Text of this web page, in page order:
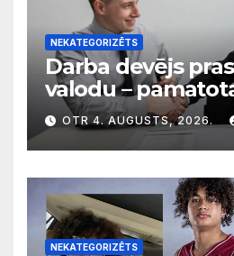
NEKATEGORIZĒTS
Darba devējs
valodu –
diskriminācija?
OTR 4. AUGUSTS, 2026.
NEKATEGORIZĒTS